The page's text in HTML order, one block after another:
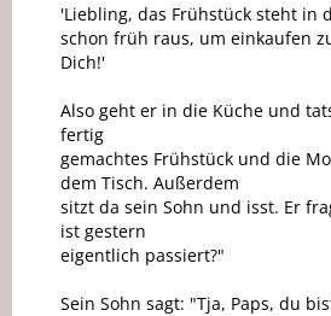
'Liebling, das Frühstück steht in
schon früh raus, um einkaufen
Dich!'
Also geht er in die Küche und
fertig
gemachtes Frühstück und die
dem Tisch. Außerdem
sitzt da sein Sohn und isst. Er
ist gestern
eigentlich passiert?"
Sein Sohn sagt: "Tja, Paps, du